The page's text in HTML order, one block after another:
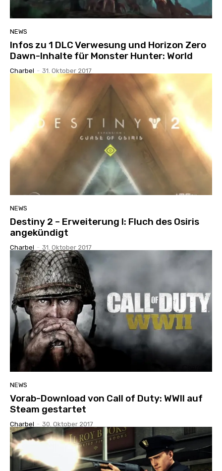
NEWS
Infos zu 1 DLC Verwesung und Horizon Zero
Dawn-Inhalte für Monster Hunter: World
Charbel - 31. Oktober 2017
NEWS
Destiny 2 – Erweiterung I: Fluch des Osiris
angekündigt
Charbel - 31. Oktober 2017
NEWS
Vorab-Download von Call of Duty: WWII auf
Steam gestartet
Charbel - 30. Oktober 2017